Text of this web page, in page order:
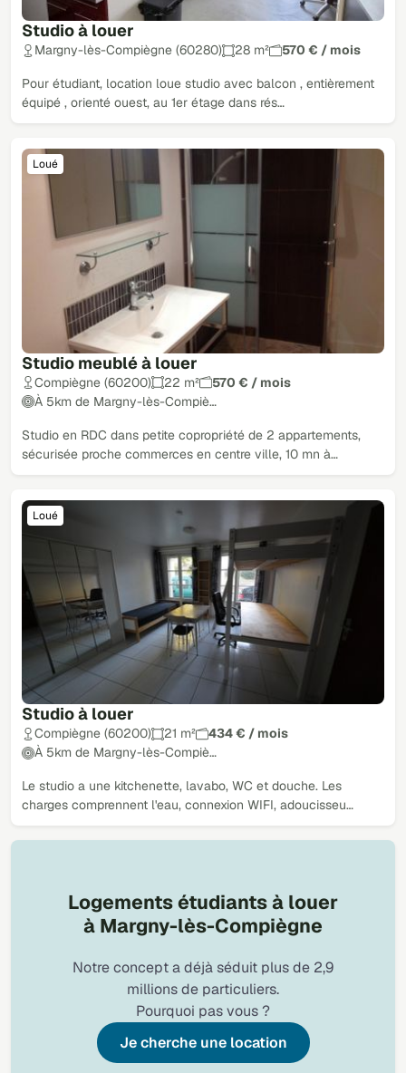
Studio à louer
Margny-lès-Compiègne (60280) 28 m² 570 € / mois
Pour étudiant, location loue studio avec balcon , entièrement
équipé , orienté ouest, au 1er étage dans rés…
Studio meublé à louer
Loué
Compiègne (60200) 22 m²
570 € / mois
À 5km de Margny-lès-Compiè…
Studio en RDC dans petite copropriété de 2 appartements,
sécurisée proche commerces en centre ville, 10 mn à…
Studio à louer
Loué
Compiègne (60200) 21 m²
434 € / mois
À 5km de Margny-lès-Compiè…
Le studio a une kitchenette, lavabo, WC et douche. Les
charges comprennent l'eau, connexion WIFI, adoucisseu…
Logements étudiants à louer
à Margny-lès-Compiègne
Notre concept a déjà séduit plus de 2,9
millions de particuliers.
Pourquoi pas vous ?
Je cherche une location